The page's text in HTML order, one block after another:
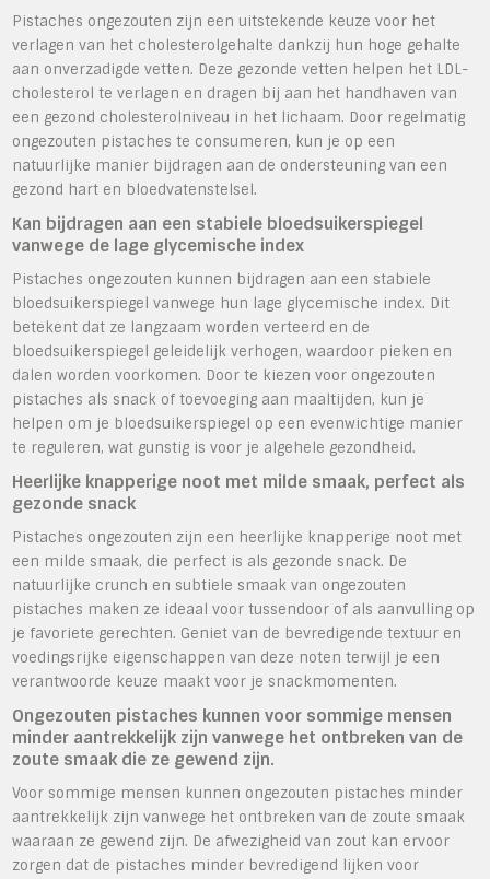
Pistaches ongezouten zijn een uitstekende keuze voor het
verlagen van het cholesterolgehalte dankzij hun hoge gehalte
aan onverzadigde vetten. Deze gezonde vetten helpen het LDL-
cholesterol te verlagen en dragen bij aan het handhaven van
een gezond cholesterolniveau in het lichaam. Door regelmatig
ongezouten pistaches te consumeren, kun je op een
natuurlijke manier bijdragen aan de ondersteuning van een
gezond hart en bloedvatenstelsel.
Kan bijdragen aan een stabiele bloedsuikerspiegel
vanwege de lage glycemische index
Pistaches ongezouten kunnen bijdragen aan een stabiele
bloedsuikerspiegel vanwege hun lage glycemische index. Dit
betekent dat ze langzaam worden verteerd en de
bloedsuikerspiegel geleidelijk verhogen, waardoor pieken en
dalen worden voorkomen. Door te kiezen voor ongezouten
pistaches als snack of toevoeging aan maaltijden, kun je
helpen om je bloedsuikerspiegel op een evenwichtige manier
te reguleren, wat gunstig is voor je algehele gezondheid.
Heerlijke knapperige noot met milde smaak, perfect als
gezonde snack
Pistaches ongezouten zijn een heerlijke knapperige noot met
een milde smaak, die perfect is als gezonde snack. De
natuurlijke crunch en subtiele smaak van ongezouten
pistaches maken ze ideaal voor tussendoor of als aanvulling op
je favoriete gerechten. Geniet van de bevredigende textuur en
voedingsrijke eigenschappen van deze noten terwijl je een
verantwoorde keuze maakt voor je snackmomenten.
Ongezouten pistaches kunnen voor sommige mensen
minder aantrekkelijk zijn vanwege het ontbreken van de
zoute smaak die ze gewend zijn.
Voor sommige mensen kunnen ongezouten pistaches minder
aantrekkelijk zijn vanwege het ontbreken van de zoute smaak
waaraan ze gewend zijn. De afwezigheid van zout kan ervoor
zorgen dat de pistaches minder bevredigend lijken voor